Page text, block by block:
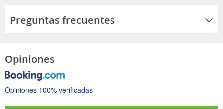
Preguntas frecuentes
Opiniones
Opiniones 100% verificadas